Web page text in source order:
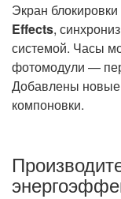
Экран
Effects,
системой. Часы
фотомодули —
Добавлены новые
компоновки.